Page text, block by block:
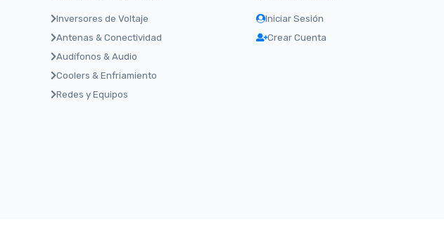
Inversores de Voltaje
Antenas & Conectividad
Audífonos & Audio
Coolers & Enfriamiento
Redes y Equipos
Iniciar Sesión
Crear Cuenta